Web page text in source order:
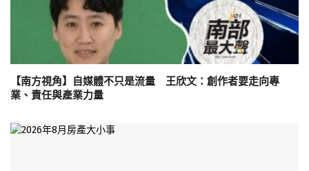
【南方視角】自媒體不只是流量 王欣文：創作者要走向專
業、責任與產業力量